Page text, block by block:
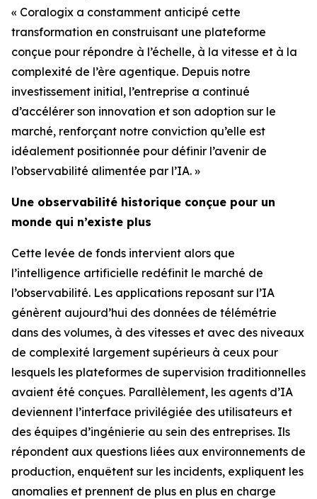
« Coralogix a constamment anticipé cette
transformation en construisant une plateforme
conçue pour répondre à l’échelle, à la vitesse et à la
complexité de l’ère agentique. Depuis notre
investissement initial, l’entreprise a continué
d’accélérer son innovation et son adoption sur le
marché, renforçant notre conviction qu’elle est
idéalement positionnée pour définir l’avenir de
l’observabilité alimentée par l’IA. »
Une observabilité historique conçue pour un
monde qui n’existe plus
Cette levée de fonds intervient alors que
l’intelligence artificielle redéfinit le marché de
l’observabilité. Les applications reposant sur l’IA
génèrent aujourd’hui des données de télémétrie
dans des volumes, à des vitesses et avec des niveaux
de complexité largement supérieurs à ceux pour
lesquels les plateformes de supervision traditionnelles
avaient été conçues. Parallèlement, les agents d’IA
deviennent l’interface privilégiée des utilisateurs et
des équipes d’ingénierie au sein des entreprises. Ils
répondent aux questions liées aux environnements de
production, enquêtent sur les incidents, expliquent les
anomalies et prennent de plus en plus en charge